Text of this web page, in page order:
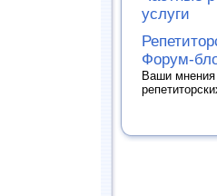
услуги
Форум-
Ваши